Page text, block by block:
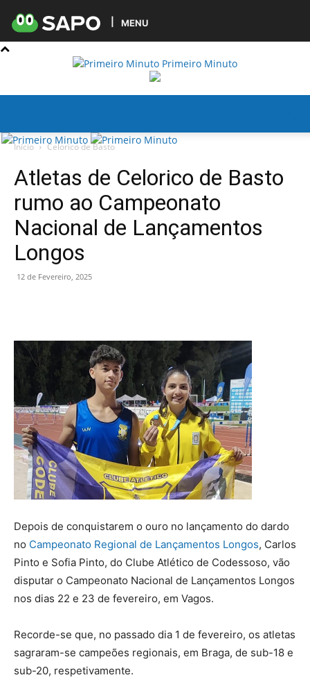
MENU
Primeiro Minuto
Início Celorico de Basto
Atletas de Celorico de Basto
rumo ao Campeonato
Nacional de Lançamentos
Longos
12 de Fevereiro, 2025
Depois de conquistarem o ouro no lançamento do dardo
no Campeonato Regional de Lançamentos Longos, Carlos
Pinto e Sofia Pinto, do Clube Atlético de Codessoso, vão
disputar o Campeonato Nacional de Lançamentos Longos
nos dias 22 e 23 de fevereiro, em Vagos.
Recorde-se que, no passado dia 1 de fevereiro, os atletas
sagraram-se campeões regionais, em Braga, de sub-18 e
sub-20, respetivamente.